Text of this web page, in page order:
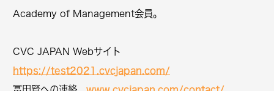
Academy of Management会員。
CVC JAPAN Webサイト
https://test2021.cvcjapan.com/